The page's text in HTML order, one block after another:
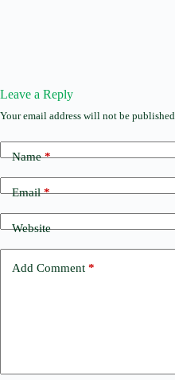
Leave a Reply
Your email address will not be published.
Name*
Email*
Website
Add Comment *